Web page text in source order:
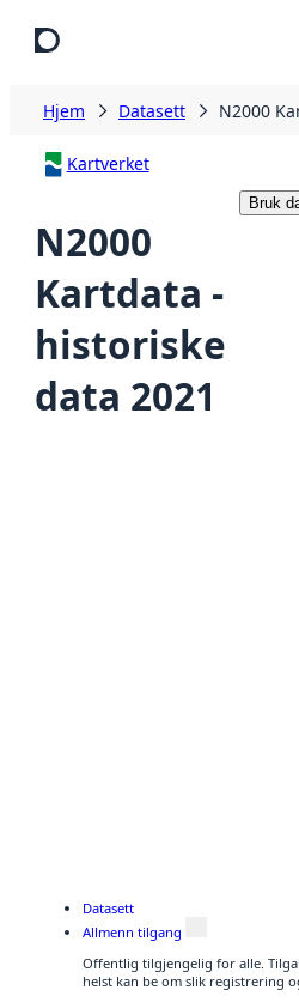
Hjem Datasett N2000
Kartverket
N2000
Kartdata -
historiske
data 2021
Bruk
Datasett
Allmenn tilgang
Offentlig tilgjengelig for alle.
helst kan be om slik registrering